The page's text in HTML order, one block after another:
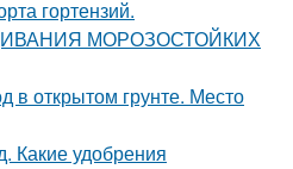
гортензий.
МОРОЗОСТОЙКИХ
в открытом грунте. Место
Какие удобрения